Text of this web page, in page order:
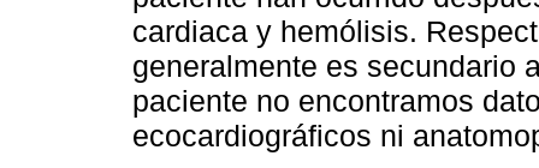
cardiaca y hemólisis.
generalmente es secundario
paciente no encontramos
ecocardiográficos ni